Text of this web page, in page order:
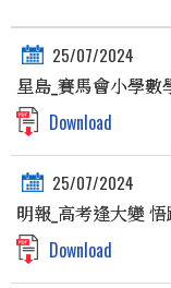
25/07/2024
星島_賽馬會小學
Download
25/07/2024
明報_高考逢大變
Download